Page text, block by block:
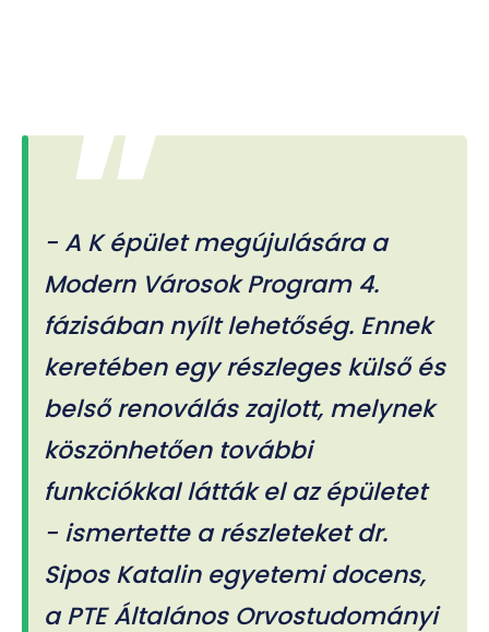
- A K épület megújulására a
Modern Városok Program 4.
fázisában nyílt lehetőség. Ennek
keretében egy részleges külső és
belső renoválás zajlott, melynek
köszönhetően további
funkciókkal látták el az épületet
- ismertette a részleteket dr.
Sipos Katalin egyetemi docens,
a PTE Általános Orvostudományi